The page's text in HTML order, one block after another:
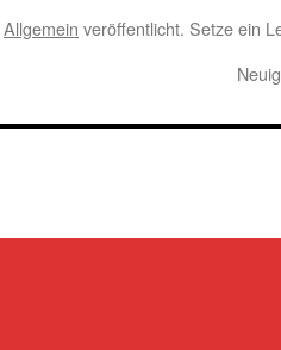
Allgemein veröffentlicht. Setze ein